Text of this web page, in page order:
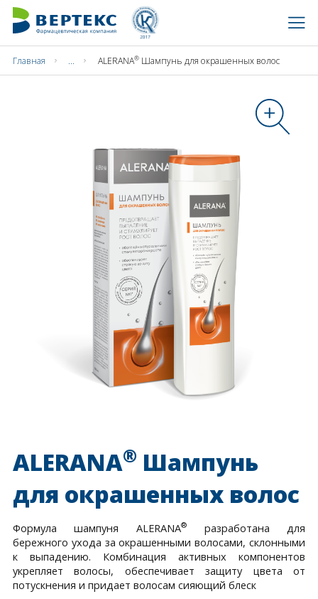
Главная ... ALERANA®Шампунь для окрашенных волос
ALERANA® Шампунь
для окрашенных волос
Формула шампуня ALERANA®
разработана для
бережного ухода за окрашенными волосами, склонными
к выпадению. Комбинация активных компонентов
укрепляет волосы, обеспечивает защиту цвета от
потускнения и придает волосам сияющий блеск